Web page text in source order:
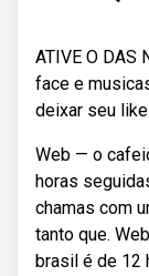
ATIVE O DAS
face e
deixar seu like
Web — o
horas
chamas com
tanto que.
brasil é de 12